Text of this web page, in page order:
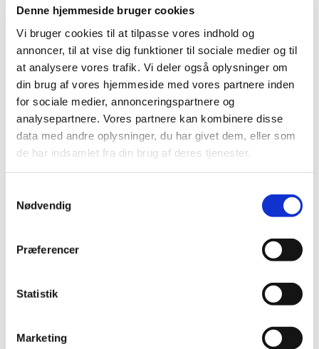
Denne hjemmeside bruger cookies
Vi bruger cookies til at tilpasse vores indhold og
annoncer, til at vise dig funktioner til sociale medier og til
at analysere vores trafik. Vi deler også oplysninger om
din brug af vores hjemmeside med vores partnere inden
for sociale medier, annonceringspartnere og
analysepartnere. Vores partnere kan kombinere disse
data med andre oplysninger, du har givet dem, eller som
de har indsamlet fra din brug af deres tjenester.
Nødvendig
Præferencer
Statistik
Marketing
Vi har truffet afgørelse i ansøgning om generelt tilskud til
Vipidia. Lægemidlet får generelt tilskud.
Afgørelse om generelt tilskud til Selincro
|16. september 2013 |
Vi har truffet afgørelse i ansøgning om generelt tilskud til
Selincro. Lægemidlet får ikke generelt tilskud.
Høringssvar på Medicintilskuds­nævnets
forslag til fremtidig tilskudsstatus for
tilskudsstatus for lægemidler mod epilepsi
Afgørelse om generelt tilskud til Ganfort
enkeltdosis­­beholder
Vi har truffet afgørelse i ansøgning om generelt tilskud til